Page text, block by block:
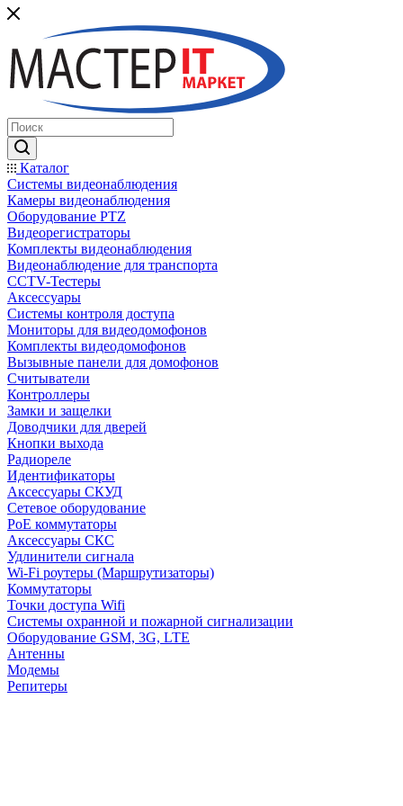
Каталог
Системы видеонаблюдения
Камеры видеонаблюдения
Оборудование PTZ
Видеорегистраторы
Комплекты видеонаблюдения
Видеонаблюдение для транспорта
CCTV-Тестеры
Аксессуары
Системы контроля доступа
Мониторы для видеодомофонов
Комплекты видеодомофонов
Вызывные панели для домофонов
Считыватели
Контроллеры
Замки и защелки
Доводчики для дверей
Кнопки выхода
Радиореле
Идентификаторы
Аксессуары СКУД
Сетевое оборудование
PoE коммутаторы
Аксессуары СКС
Удлинители сигнала
Wi-Fi роутеры (Маршрутизаторы)
Коммутаторы
Точки доступа Wifi
Системы охранной и пожарной сигнализации
Оборудование GSM, 3G, LTE
Антенны
Модемы
Репитеры